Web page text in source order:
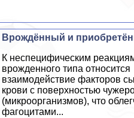
Врождённый и
К неспецифическим
врожденного типа относится
взаимодействие факторов
крови с поверхностью
(микроорганизмов), что
фагоцитами...